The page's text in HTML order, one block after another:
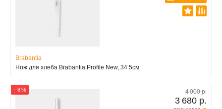
Brabantia
Нож для хлеба Brabantia Profile New, 34.5см
− 8 % 4 000 р.
3 680 р.